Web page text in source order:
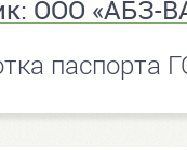
ООО «АБЗ-
паспорта